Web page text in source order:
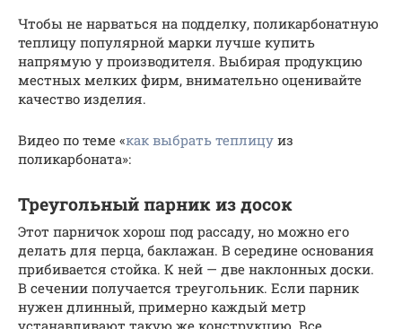
Чтобы не нарваться на подделку, поликарбонатную
теплицу популярной марки лучше купить
напрямую у производителя. Выбирая продукцию
местных мелких фирм, внимательно оценивайте
качество изделия.
Видео по теме «как выбрать теплицу из
поликарбоната»:
Треугольный парник из досок
Этот парничок хорош под рассаду, но можно его
делать для перца, баклажан. В середине основания
прибивается стойка. К ней — две наклонных доски.
В сечении получается треугольник. Если парник
нужен длинный, примерно каждый метр
устанавливают такую же конструкцию. Все